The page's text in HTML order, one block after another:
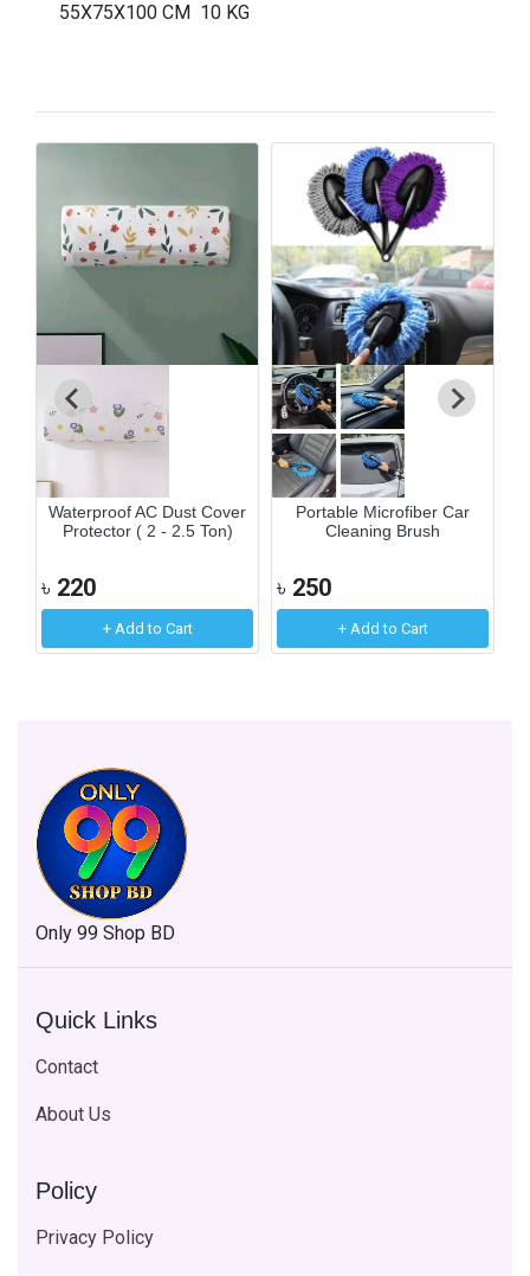
55X75X100 CM 10 KG
Waterproof AC Dust Cover
Protector ( 2 - 2.5 Ton)
৳ 220
+ Add to Cart
Portable Microfiber Car
Cleaning Brush
৳ 250
+ Add to Cart
Only 99 Shop BD
Quick Links
Contact
About Us
Policy
Privacy Policy